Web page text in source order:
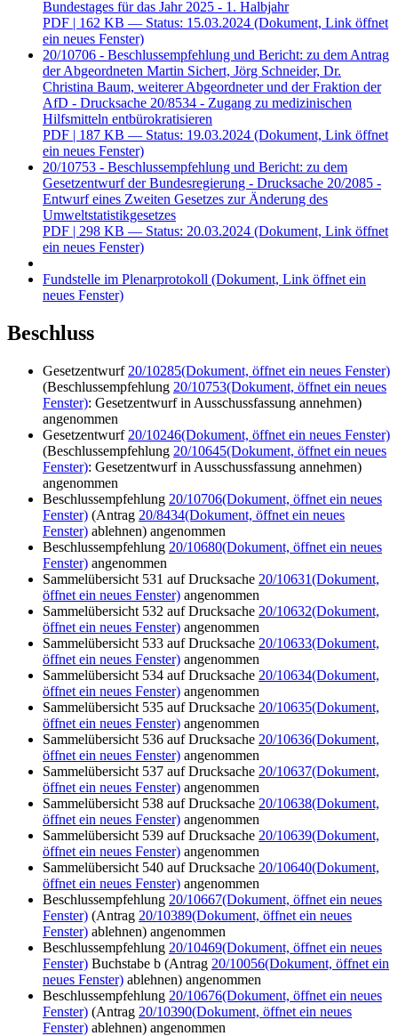
Bundestages für das Jahr 2025 - 1. Halbjahr
PDF | 162 KB — Status: 15.03.2024 (Dokument, Link öffnet
ein neues Fenster)
20/10706 - Beschlussempfehlung und Bericht: zu dem Antrag
der Abgeordneten Martin Sichert, Jörg Schneider, Dr.
Christina Baum, weiterer Abgeordneter und der Fraktion der
AfD - Drucksache 20/8534 - Zugang zu medizinischen
Hilfsmitteln entbürokratisieren
PDF | 187 KB — Status: 19.03.2024 (Dokument, Link öffnet
ein neues Fenster)
20/10753 - Beschlussempfehlung und Bericht: zu dem
Gesetzentwurf der Bundesregierung - Drucksache 20/2085 -
Entwurf eines Zweiten Gesetzes zur Änderung des
Umweltstatistikgesetzes
PDF | 298 KB — Status: 20.03.2024 (Dokument, Link öffnet
ein neues Fenster)
Fundstelle im Plenarprotokoll (Dokument, Link öffnet ein
neues Fenster)
Beschluss
Gesetzentwurf 20/10285(Dokument, öffnet ein neues Fenster)
(Beschlussempfehlung 20/10753(Dokument, öffnet ein neues
Fenster): Gesetzentwurf in Ausschussfassung annehmen)
angenommen
Gesetzentwurf 20/10246(Dokument, öffnet ein neues Fenster)
(Beschlussempfehlung 20/10645(Dokument, öffnet ein neues
Fenster): Gesetzentwurf in Ausschussfassung annehmen)
angenommen
Beschlussempfehlung 20/10706(Dokument, öffnet ein neues
Fenster) (Antrag 20/8434(Dokument, öffnet ein neues
Fenster) ablehnen) angenommen
Beschlussempfehlung 20/10680(Dokument, öffnet ein neues
Fenster) angenommen
Sammelübersicht 531 auf Drucksache 20/10631(Dokument,
öffnet ein neues Fenster) angenommen
Sammelübersicht 532 auf Drucksache 20/10632(Dokument,
öffnet ein neues Fenster) angenommen
Sammelübersicht 533 auf Drucksache 20/10633(Dokument,
öffnet ein neues Fenster) angenommen
Sammelübersicht 534 auf Drucksache 20/10634(Dokument,
öffnet ein neues Fenster) angenommen
Sammelübersicht 535 auf Drucksache 20/10635(Dokument,
öffnet ein neues Fenster) angenommen
Sammelübersicht 536 auf Drucksache 20/10636(Dokument,
öffnet ein neues Fenster) angenommen
Sammelübersicht 537 auf Drucksache 20/10637(Dokument,
öffnet ein neues Fenster) angenommen
Sammelübersicht 538 auf Drucksache 20/10638(Dokument,
öffnet ein neues Fenster) angenommen
Sammelübersicht 539 auf Drucksache 20/10639(Dokument,
öffnet ein neues Fenster) angenommen
Sammelübersicht 540 auf Drucksache 20/10640(Dokument,
öffnet ein neues Fenster) angenommen
Beschlussempfehlung 20/10667(Dokument, öffnet ein neues
Fenster) (Antrag 20/10389(Dokument, öffnet ein neues
Fenster) ablehnen) angenommen
Beschlussempfehlung 20/10469(Dokument, öffnet ein neues
Fenster) Buchstabe b (Antrag 20/10056(Dokument, öffnet ein
neues Fenster) ablehnen) angenommen
Beschlussempfehlung 20/10676(Dokument, öffnet ein neues
Fenster) (Antrag 20/10390(Dokument, öffnet ein neues
Fenster) ablehnen) angenommen